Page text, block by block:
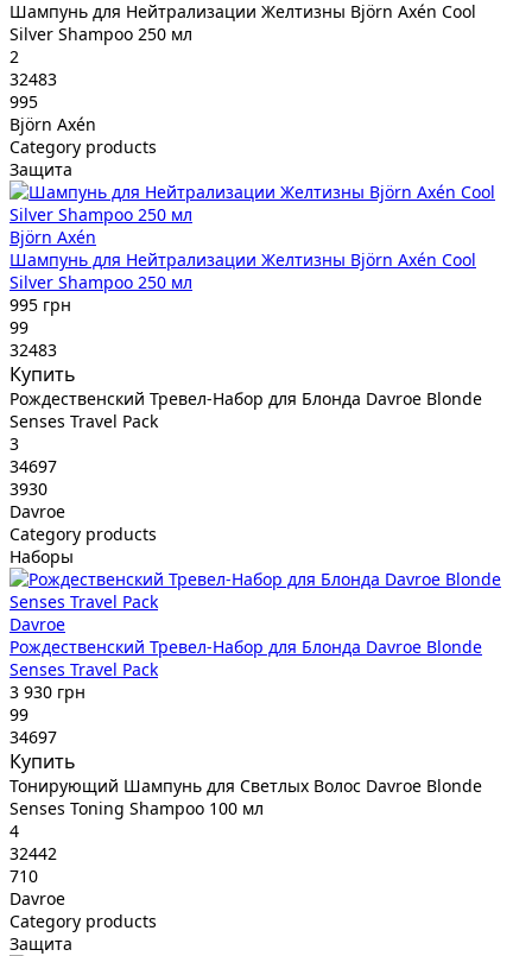
Шампунь для Нейтрализации Желтизны Björn Axén Cool
Silver Shampoo 250 мл
2
32483
995
Björn Axén
Category products
Защита
Björn Axén
Шампунь для Нейтрализации Желтизны Björn Axén Cool
Silver Shampoo 250 мл
995 грн
99
32483
Купить
Рождественский Тревел-Набор для Блонда Davroe Blonde
Senses Travel Pack
3
34697
3930
Davroe
Category products
Наборы
Davroe
Рождественский Тревел-Набор для Блонда Davroe Blonde
Senses Travel Pack
3 930 грн
99
34697
Купить
Тонирующий Шампунь для Светлых Волос Davroe Blonde
Senses Toning Shampoo 100 мл
4
32442
710
Davroe
Category products
Защита